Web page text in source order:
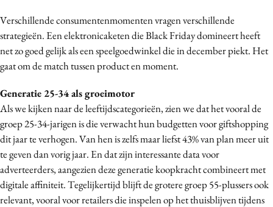
Verschillende consumentenmomenten vragen verschillende
strategieën. Een elektronicaketen die Black Friday domineert heeft
net zo goed gelijk als een speelgoedwinkel die in december piekt. Het
gaat om de match tussen product en moment.
Generatie 25-34 als groeimotor
Als we kijken naar de leeftijdscategorieën, zien we dat het vooral de
groep 25-34-jarigen is die verwacht hun budgetten voor giftshopping
dit jaar te verhogen. Van hen is zelfs maar liefst 43% van plan meer uit
te geven dan vorig jaar. En dat zijn interessante data voor
adverteerders, aangezien deze generatie koopkracht combineert met
digitale affiniteit. Tegelijkertijd blijft de grotere groep 55-plussers ook
relevant, vooral voor retailers die inspelen op het thuisblijven tijdens